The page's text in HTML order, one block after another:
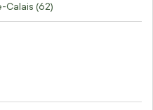
Calais (62)